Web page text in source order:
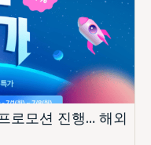
로모션 진행… 해외